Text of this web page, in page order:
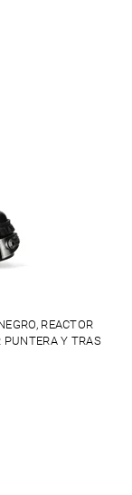
REACTOR
PUNTERA Y TRAS